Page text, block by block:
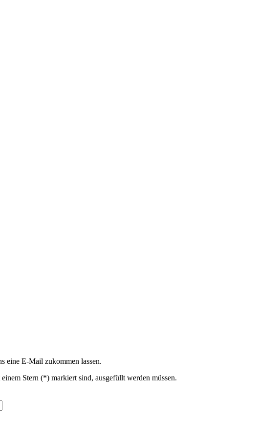
eine E-Mail zukommen lassen.
Stern (*) markiert sind, ausgefüllt werden müssen.